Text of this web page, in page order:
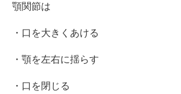
顎関節は
・口を大きくあける
・顎を左右に揺らす
・口を閉じる